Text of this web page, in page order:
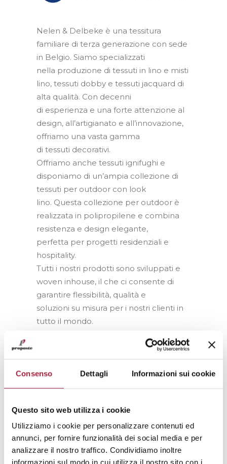
Consenso Dettagli Informazioni sui cookie
Questo sito web utilizza i cookie
Utilizziamo i cookie per personalizzare contenuti ed
annunci, per fornire funzionalità dei social media e per
analizzare il nostro traffico. Condividiamo inoltre
IT
Nelen & Delbeke è una tessitura
familiare di terza generazione con sede
in Belgio. Siamo specializzati
nella produzione di tessuti in lino e misti
lino, tessuti dobby e tessuti jacquard di
alta qualità. Con decenni
di esperienza e una forte attenzione al
design, all’artigianato e all’innovazione,
offriamo una vasta gamma
di tessuti decorativi.
Offriamo anche tessuti ignifughi e
disponiamo di un’ampia collezione di
tessuti per outdoor con look
lino. Questa collezione per outdoor è
realizzata in polipropilene e combina
resistenza e design elegante,
perfetta per progetti residenziali e
hospitality.
Tutti i nostri prodotti sono sviluppati e
woven inhouse, il che ci consente di
garantire flessibilità, qualità e
soluzioni su misura per i nostri clienti in
tutto il mondo.
: INDUSTRIEZONE 17 – 9770
TELEFONO: +32 9 2281081
SITO WEB:www.nelen-delbeke.be
MERCATO DI RIFERIMENTO:
Residenziali, Contract
CATEGORIA DELLE COLLEZIONI: